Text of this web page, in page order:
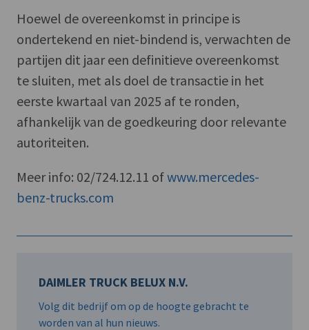
Hoewel de overeenkomst in principe is
ondertekend en niet-bindend is, verwachten de
partijen dit jaar een definitieve overeenkomst
te sluiten, met als doel de transactie in het
eerste kwartaal van 2025 af te ronden,
afhankelijk van de goedkeuring door relevante
autoriteiten.
Meer info: 02/724.12.11 ofwww.mercedes-
benz-trucks.com
DAIMLER TRUCK BELUX N.V.
Volg dit bedrijf om op de hoogte gebracht te
worden van al hun nieuws.